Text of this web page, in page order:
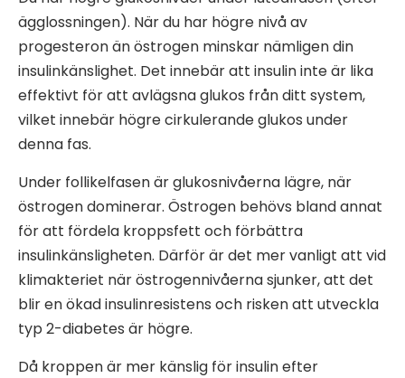
ägglossningen). När du har högre nivå av
progesteron än östrogen minskar nämligen din
insulinkänslighet. Det innebär att insulin inte är lika
effektivt för att avlägsna glukos från ditt system,
vilket innebär högre cirkulerande glukos under
denna fas.
Under follikelfasen är glukosnivåerna lägre, när
östrogen dominerar. Östrogen behövs bland annat
för att fördela kroppsfett och förbättra
insulinkänsligheten. Därför är det mer vanligt att vid
klimakteriet när östrogennivåerna sjunker, att det
blir en ökad insulinresistens och risken att utveckla
typ 2-diabetes är högre.
Då kroppen är mer känslig för insulin efter